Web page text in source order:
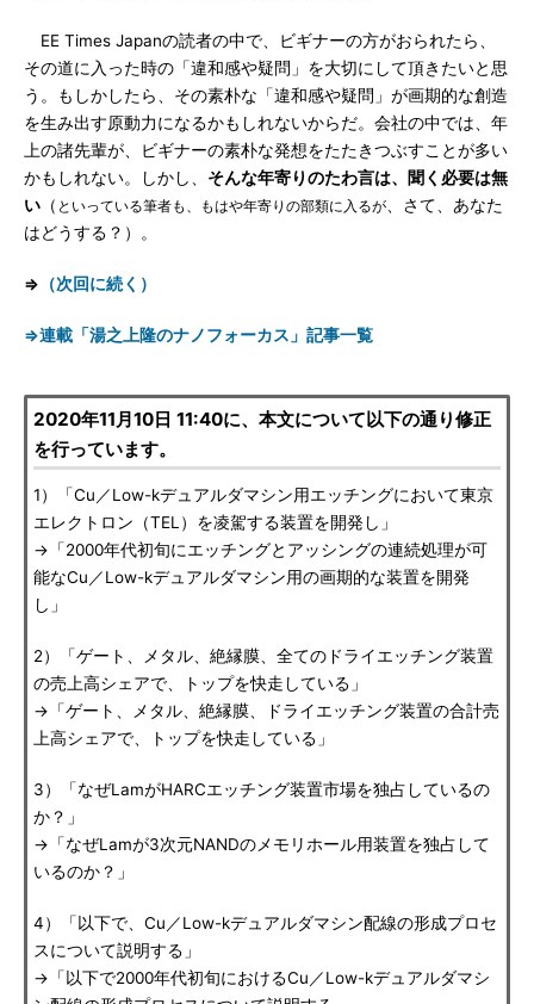
EE Times Japanの読者の中で、ビギナーの方がおられたら、
その道に入った時の「違和感や疑問」を大切にして頂きたいと思
う。もしかしたら、その素朴な「違和感や疑問」が画期的な創造
を生み出す原動力になるかもしれないからだ。会社の中では、年
上の諸先輩が、ビギナーの素朴な発想をたたきつぶすことが多い
かもしれない。しかし、 そんな年寄りのたわ言は、聞く必要は無
い （ といっている筆者も、もはや年寄りの部類に入るが 、さて、あなた
はどうする？）。
⇒ （次回に続く）
⇒連載「湯之上隆のナノフォーカス」記事一覧
2020年11月10日 11:40に、本文について以下の通り修正
を行っています。
1）「Cu／Low-kデュアルダマシン用エッチングにおいて東京
エレクトロン（TEL）を凌駕する装置を開発し」
→「2000年代初旬にエッチングとアッシングの連続処理が可
能なCu／Low-kデュアルダマシン用の画期的な装置を開発
し」
2）「ゲート、メタル、絶縁膜、全てのドライエッチング装置
の売上高シェアで、トップを快走している」
→「ゲート、メタル、絶縁膜、ドライエッチング装置の合計売
上高シェアで、トップを快走している」
3）「なぜLamがHARCエッチング装置市場を独占しているの
か？」
→「なぜLamが3次元NANDのメモリホール用装置を独占して
いるのか？」
4）「以下で、Cu／Low-kデュアルダマシン配線の形成プロセ
スについて説明する」
→「以下で2000年代初旬におけるCu／Low-kデュアルダマシ